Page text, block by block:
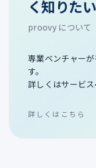
く知りた
proovy について
専業ベンチャー
す。
詳しくはサービ
詳しくはこちら